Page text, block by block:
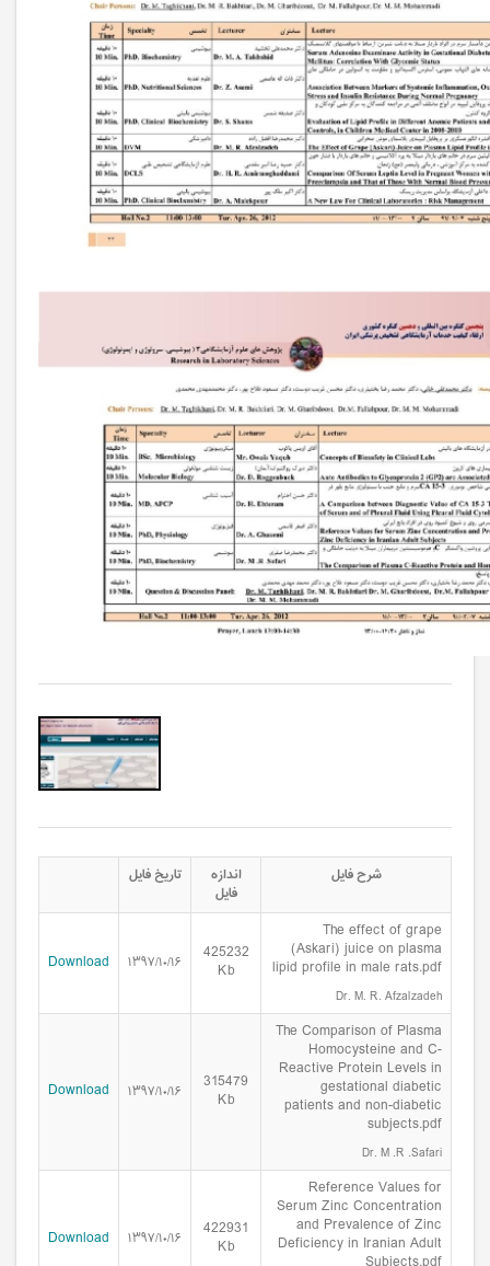
شرح فایل اندازه
فایل
تاریخ فایل
The effect of grape
(Askari) juice on plasma
lipid profile in male rats.pdf
Dr. M. R. Afzalzadeh
425232
Kb ۱۳۹۷/۱۰/۱۶ Download
The Comparison of Plasma
Homocysteine and C-
Reactive Protein Levels in
gestational diabetic
patients and non-diabetic
subjects.pdf
Dr. M .R .Safari
315479
Kb ۱۳۹۷/۱۰/۱۶ Download
Reference Values for
Serum Zinc Concentration
and Prevalence of Zinc
Deficiency in Iranian Adult
422931
Kb ۱۳۹۷/۱۰/۱۶ Download